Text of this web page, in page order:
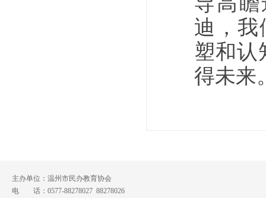
迪，我
塑和认
得未来
主办单位：温州市民办教育协会
电 话：0577-88278027 88278026